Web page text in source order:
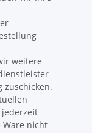
weitere
zuschicken.
nicht